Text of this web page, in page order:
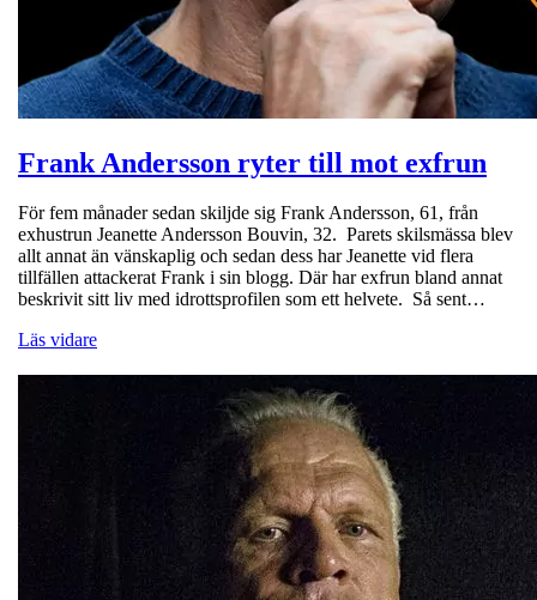
Frank Andersson ryter till mot exfrun
För fem månader sedan skiljde sig Frank Andersson, 61, från
exhustrun Jeanette Andersson Bouvin, 32. Parets skilsmässa blev
allt annat än vänskaplig och sedan dess har Jeanette vid flera
tillfällen attackerat Frank i sin blogg. Där har exfrun bland annat
beskrivit sitt liv med idrottsprofilen som ett helvete. Så sent…
Läs vidare